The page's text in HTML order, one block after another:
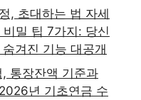
, 초대하는 법 자세
밀 팁 7가지: 당신
겨진 기능 대공개
통장잔액 기준과
2026년 기초연금 수